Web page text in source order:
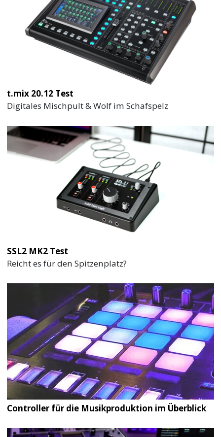
t.mix 20.12 Test
Digitales Mischpult & Wolf im Schafspelz
SSL2 MK2 Test
Reicht es für den Spitzenplatz?
Controller für die Musikproduktion im Überblick